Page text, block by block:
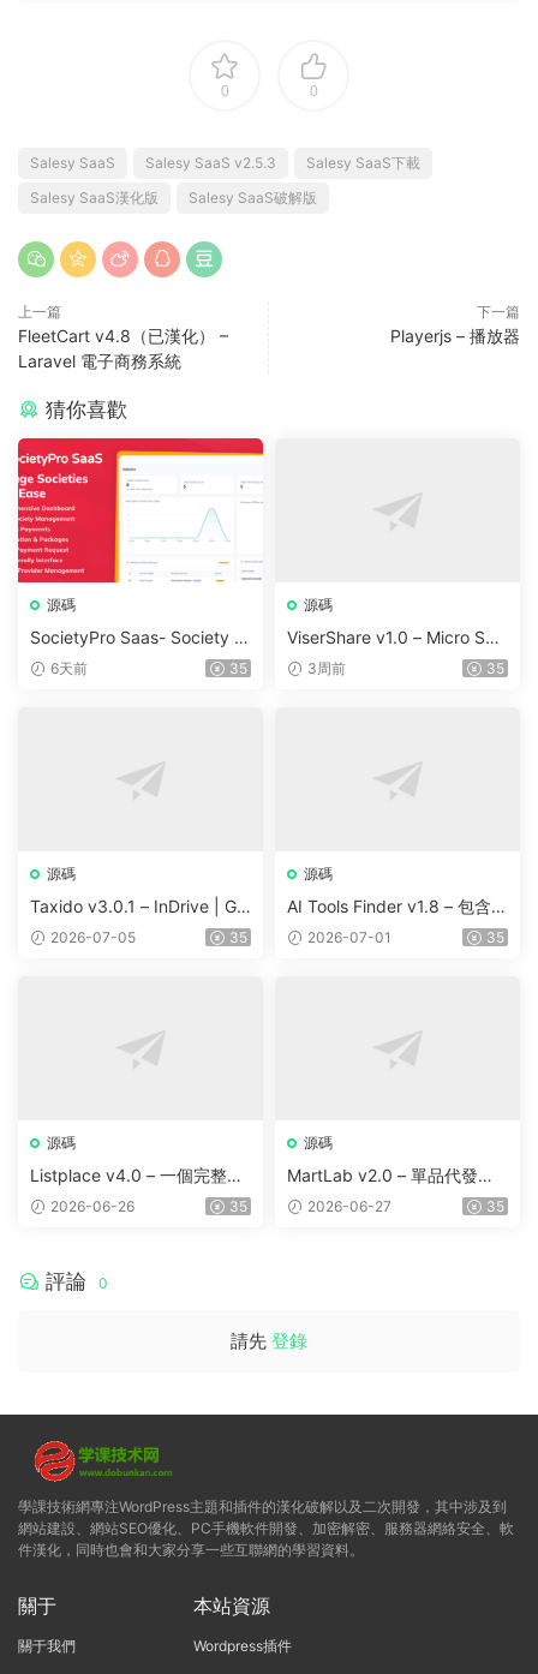
0 0
Salesy SaaS Salesy SaaS v2.5.3
Salesy SaaS下載
Salesy SaaS漢化版
Salesy SaaS破解版
上一篇
FleetCart v4.8（已漢化） –
Laravel 電子商務系統
下一篇
Playerjs – 播放器
猜你喜歡
源碼
SocietyPro Saas- Society M
anagement Software v1.0.7
6天前 35
源碼
ViserShare v1.0 – Micro Sha
re Trading And Prediction Pl
3周前 35
源碼
Taxido v3.0.1 – InDrive | Gr
ab | Uber Clone | Taxi Booki
2026-07-05 35
源碼
AI Tools Finder v1.8 – 包含 5
000 多種工具、訂閱、廣告
2026-07-01 35
源碼
Listplace v4.0 – 一個完整的
本地商家名錄平台
2026-06-26 35
源碼
MartLab v2.0 – 單品代發貨
平台2026-06-27 35
評論 0
請先 登錄
學課技術網專注WordPress主題和插件的漢化破解以及二次開發，其中涉及到
網站建設、網站SEO優化、PC手機軟件開發、加密解密、服務器網絡安全、軟
件漢化，同時也會和大家分享一些互聯網的學習資料。
關于
關于我們
本站資源
Wordpress插件